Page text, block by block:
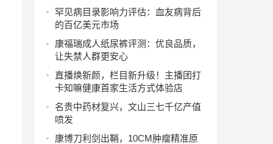
罕见病目录影响力评估：血友病背后
的百亿美元市场
康福瑞成人纸尿裤评测：优良品质，
让失禁人群更安心
直播焕新颜，栏目新升级！主播团打
卡知嘛健康首家生活方式体验店
名贵中药材复兴，文山三七千亿产值
喷发
康博刀利剑出鞘，10CM肿瘤精准原